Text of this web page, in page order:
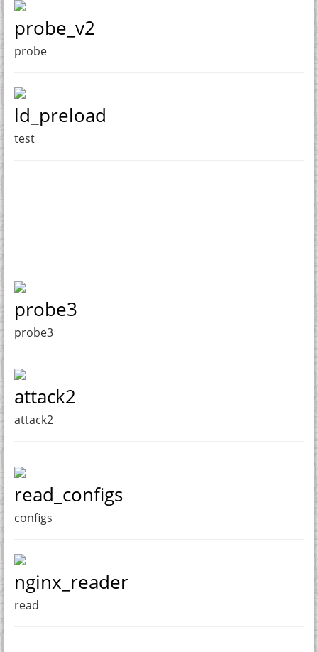
probe_v2
probe
ld_preload
test
probe3
probe3
attack2
attack2
read_configs
configs
nginx_reader
read